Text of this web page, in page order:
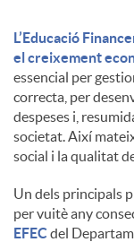
i
n
g
u
L’Educació
el creixement
essencial per
correcta, per
despeses i,
societat. Així
social i la qualitat
Un dels principals
per vuitè any
EFECdel